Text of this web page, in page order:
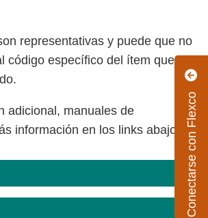
Conectarse con Flexco
representativas y puede que no
código específico del ítem que
adicional, manuales de
información en los links abajo.